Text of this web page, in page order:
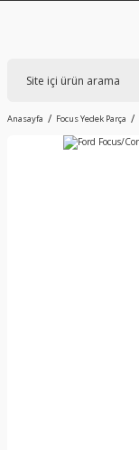
Anasayfa Focus Yedek Parça